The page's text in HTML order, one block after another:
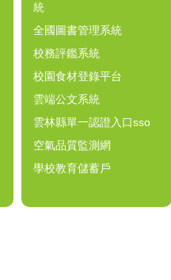
統
全國圖書管理系統
校務評鑑系統
校園食材登錄平台
雲端公文系統
雲林縣單一認證入口sso
空氣品質監測網
學校教育儲蓄戶